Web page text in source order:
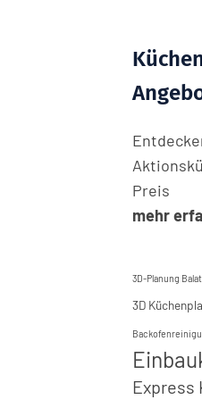
Preis
mehr
3D-Planung
3D
Express